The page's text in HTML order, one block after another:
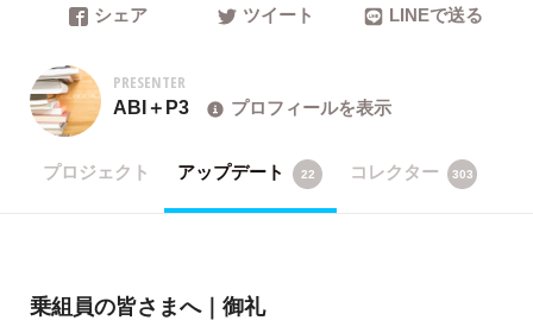
シェア ツイート LINEで送る
PRESENTER
ABI＋P3 プロフィールを表示
プロジェクト アップデート 22 コレクター 303
乗組員の皆さまへ｜御礼